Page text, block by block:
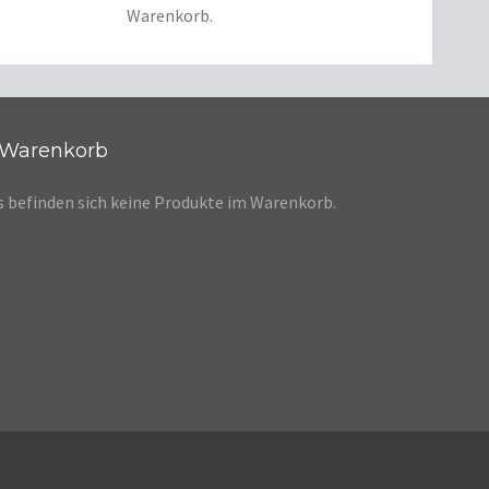
Warenkorb.
befinden sich keine Produkte im Warenkorb.